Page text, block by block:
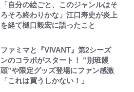
「自分の絵ごと、このジャンルはそ
ろそろ終わりかな」江口寿史が炎上
を経て樋口毅宏に語ったこと
ファミマと『VIVANT』第2シーズ
ンのコラボがスタート！ “別班饅
頭”や限定グッズ登場にファン感激
「これは買うしかない！」
でっかい男になりたいゾ
浅草は日本の心だゾ
公式-ヒロインが来る前に妊娠しま
した~詰んだはずの悪役令嬢です
が、どうやら違うようです~ 第1話
公式-ヒロインが来る前に妊娠しま
した~詰んだはずの悪役令嬢です
が、どうやら違うようです~ 第2話
(1)
千葉雄大、ほっそりイケメン近影に
「顔パンパンだったのに」反響 視
聴者が想った激変の納得理由
GLAY・TERU＆PUFFY大貫亜美
の“共演”ショットに「夫婦で写っ
てるの尊い」 長女はもう23歳
錦織一清の写真集はなぜ私服なの
か…高級ブランドをやめ等身大の自
分を表現する現在「ちゃんとおじい
錦織一清が語る還暦からの新たな挑
戦…少年隊の分岐点と60代で挑む
映画監督作『僕は瞳に恋してる』
荒々しい「火山帯」の一端にいるこ
とを体感！ 登頂約10分でも大迫力
「吾妻小富士」火口を1周する「1
ポ【福島県福島市】
青く美しい「幸せのブルービー」の
正体とは？ 身近な場所で見つける
空の轍と大地の雲と 第1回
第3回 出版までの道のり・その2
｢めーっちゃオシャじゃん｣中田英
寿やトッティも愛した名門ローマ、
新アウェイユニが大評判！｢カッコ
買おうかな｣
浦和と千葉の首をかしげる主力放
出、柏リカルドの下で新加入2人が